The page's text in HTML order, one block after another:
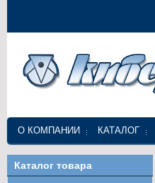
О КОМПАНИИ КАТАЛОГ
Каталог товара